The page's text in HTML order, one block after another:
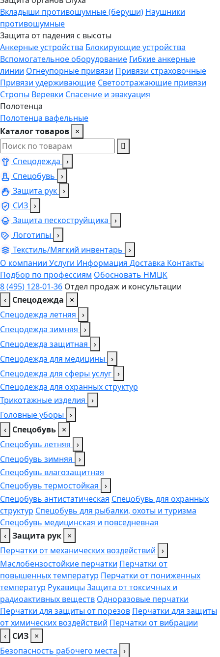
Вкладыши противошумные (беруши) Наушники
противошумные
Защита от падения с высоты
Анкерные устройства Блокирующие устройства
Вспомогательное оборудование Гибкие анкерные
линии Огнеупорные привязи Привязи страховочные
Привязи удерживающие Светоотражающие привязи
Стропы Веревки Спасение и эвакуация
Полотенца
Полотенца вафельные
Каталог товаров ×
Спецодежда ›
Спецобувь ›
Защита рук ›
СИЗ ›
Защита пескоструйщика ›
Логотипы ›
Текстиль/Мягкий инвентарь ›
О компании Услуги Информация Доставка Контакты
Подбор по профессиям Обосновать НМЦК
8 (495) 128-01-36 Отдел продаж и консультации
‹ Спецодежда
×
Спецодежда летняя ›
Спецодежда зимняя ›
Спецодежда защитная ›
Спецодежда для медицины ›
Спецодежда для сферы услуг ›
Спецодежда для охранных структур
Трикотажные изделия ›
Головные уборы ›
‹ Спецобувь ×
Спецобувь летняя ›
Спецобувь зимняя ›
Спецобувь влагозащитная
Спецобувь термостойкая ›
Спецобувь антистатическая Спецобувь для охранных
структур Спецобувь для рыбалки, охоты и туризма
Спецобувь медицинская и повседневная
‹ Защита рук ×
Перчатки от механических воздействий ›
Маслобензостойкие перчатки Перчатки от
повышенных температур Перчатки от пониженных
температур Рукавицы Защита от токсичных и
радиоактивных веществ Одноразовые перчатки
Перчатки для защиты от порезов Перчатки для защиты
от химических воздействий Перчатки от вибрации
‹ СИЗ ×
Безопасность рабочего места ›